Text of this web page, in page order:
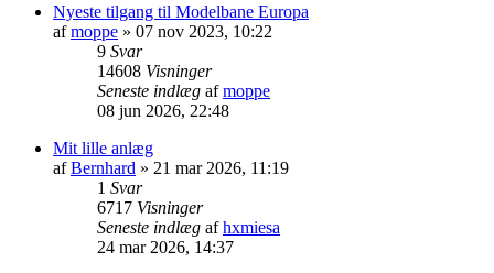
Nyeste tilgang til Modelbane Europa
afmoppe » 07 nov 2023, 10:22
9 Svar
14608 Visninger
Seneste indlæg afmoppe
08 jun 2026, 22:48
Mit lille anlæg
afBernhard » 21 mar 2026, 11:19
1 Svar
6717 Visninger
Seneste indlæg afhxmiesa
24 mar 2026, 14:37